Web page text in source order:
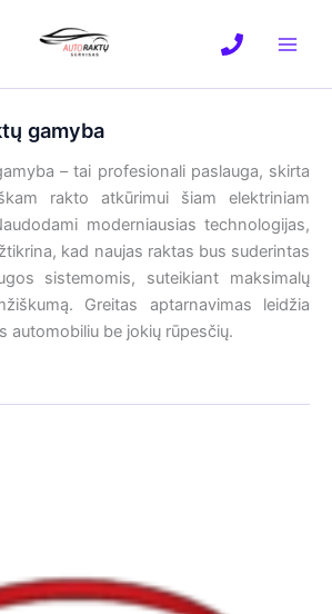
gamyba
– tai profesionali paslauga, skirta
rakto atkūrimui šiam elektriniam
moderniausias technologijas,
kad naujas raktas bus suderintas
sistemomis, suteikiant maksimalų
Greitas aptarnavimas leidžia
automobiliu be jokių rūpesčių.